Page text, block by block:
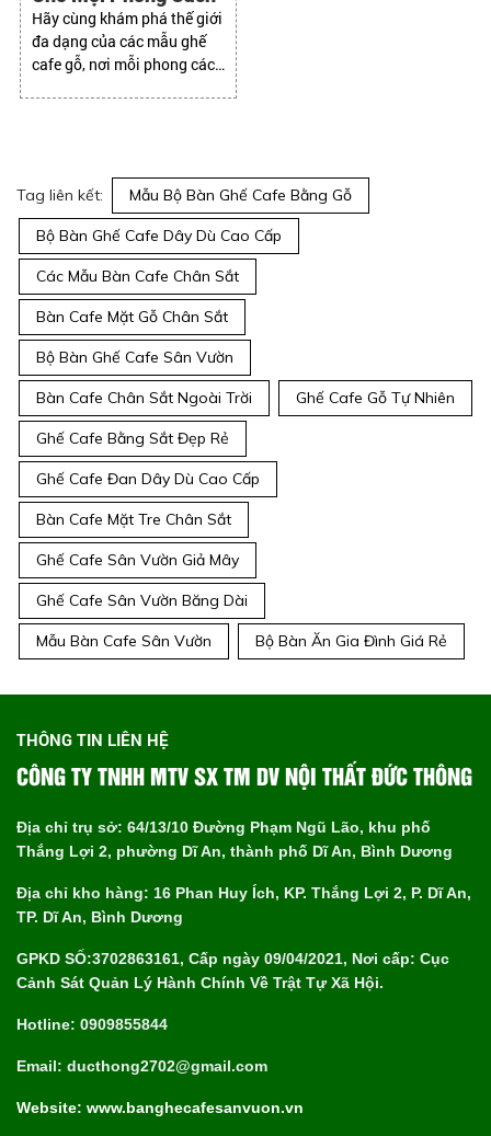
Hãy cùng khám phá thế giới
đa dạng của các mẫu ghế
cafe gỗ, nơi mỗi phong cách
Tag liên kết: Mẫu Bộ Bàn Ghế Cafe Bằng Gỗ
Bộ Bàn Ghế Cafe Dây Dù Cao Cấp
Các Mẫu Bàn Cafe Chân Sắt
Bàn Cafe Mặt Gỗ Chân Sắt
Bộ Bàn Ghế Cafe Sân Vườn
Bàn Cafe Chân Sắt Ngoài Trời Ghế Cafe Gỗ Tự Nhiên
Ghế Cafe Bằng Sắt Đẹp Rẻ
Ghế Cafe Đan Dây Dù Cao Cấp
Bàn Cafe Mặt Tre Chân Sắt
Ghế Cafe Sân Vườn Giả Mây
Ghế Cafe Sân Vườn Băng Dài
Mẫu Bàn Cafe Sân Vườn Bộ Bàn Ăn Gia Đình Giá Rẻ
THÔNG TIN LIÊN HỆ
CÔNG TY TNHH MTV SX TM DV NỘI THẤT ĐỨC THÔNG
Địa chỉ trụ sở: 64/13/10 Đường Phạm Ngũ Lão, khu phố
Thắng Lợi 2, phường Dĩ An, thành phố Dĩ An, Bình Dương
Địa chỉ kho hàng: 16 Phan Huy Ích, KP. Thắng Lợi 2, P. Dĩ An,
TP. Dĩ An, Bình Dương
GPKD SỐ:3702863161, Cấp ngày 09/04/2021, Nơi cấp: Cục
Cảnh Sát Quản Lý Hành Chính Về Trật Tự Xã Hội.
Hotline: 0909855844
Email: ducthong2702@gmail.com
Website: www.banghecafesanvuon.vn